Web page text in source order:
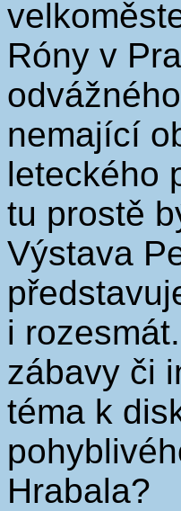
Róny v
nemající
leteckého
tu prostě
Výstava
i
zábavy či
téma k
Hrabala?